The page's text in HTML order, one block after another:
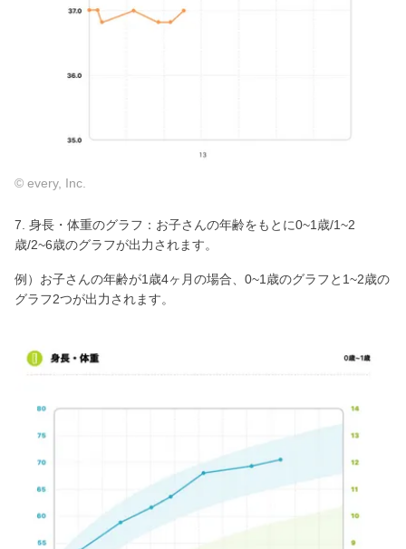
© every, Inc.
7. 身長・体重のグラフ：お子さんの年齢をもとに0~1歳/1~2
歳/2~6歳のグラフが出力されます。
例）お子さんの年齢が1歳4ヶ月の場合、0~1歳のグラフと1~2歳の
グラフ2つが出力されます。